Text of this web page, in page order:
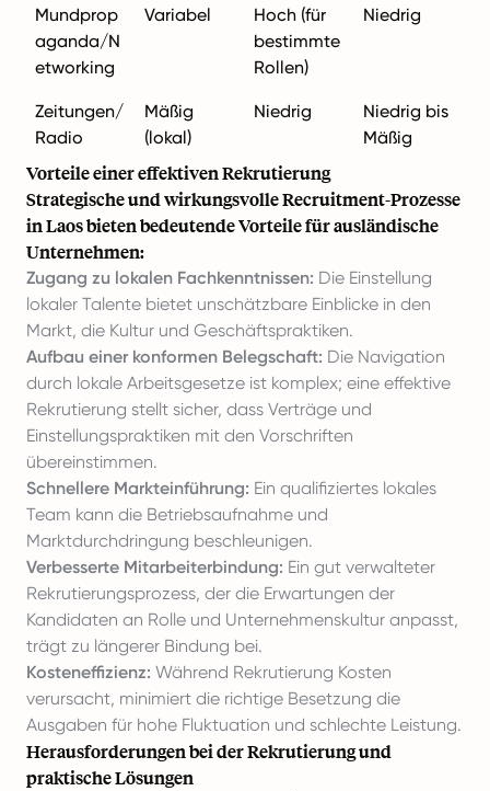
Mundprop
aganda/N
etworking
Variabel
Hoch (für
bestimmte
Rollen)
Niedrig
Zeitungen/
Radio
Mäßig
(lokal)
Niedrig
Niedrig bis
Mäßig
Vorteile einer effektiven Rekrutierung
Strategische und wirkungsvolle Recruitment-Prozesse
in Laos bieten bedeutende Vorteile für ausländische
Unternehmen:
Zugang zu lokalen Fachkenntnissen: Die Einstellung
lokaler Talente bietet unschätzbare Einblicke in den
Markt, die Kultur und Geschäftspraktiken.
Aufbau einer konformen Belegschaft: Die Navigation
durch lokale Arbeitsgesetze ist komplex; eine effektive
Rekrutierung stellt sicher, dass Verträge und
Einstellungspraktiken mit den Vorschriften
übereinstimmen.
Schnellere Markteinführung: Ein qualifiziertes lokales
Team kann die Betriebsaufnahme und
Marktdurchdringung beschleunigen.
Verbesserte Mitarbeiterbindung: Ein gut verwalteter
Rekrutierungsprozess, der die Erwartungen der
Kandidaten an Rolle und Unternehmenskultur anpasst,
trägt zu längerer Bindung bei.
Kosteneffizienz: Während Rekrutierung Kosten
verursacht, minimiert die richtige Besetzung die
Ausgaben für hohe Fluktuation und schlechte Leistung.
Herausforderungen bei der Rekrutierung und
praktische Lösungen